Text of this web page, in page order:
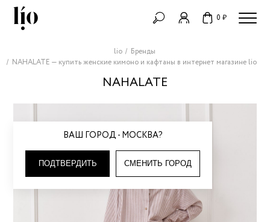
0 ₽
ВАШ ГОРОД - МОСКВА?
ПОДТВЕРДИТЬ СМЕНИТЬ ГОРОД
lio
Бренды
NAHALATE — купить женские кимоно и кафтаны в интернет магазине lio
NAHALATE